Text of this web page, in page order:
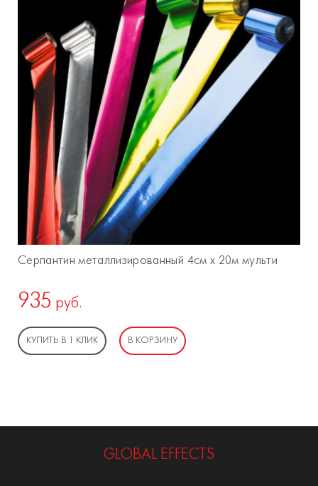
Серпантин металлизированный 4см х 20м мульти
935 руб.
КУПИТЬ В 1 КЛИК В КОРЗИНУ
GLOBAL EFFECTS